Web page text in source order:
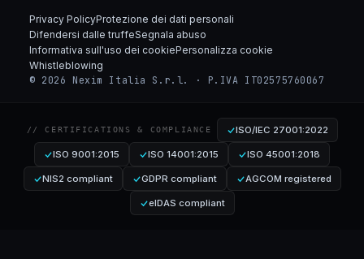
Privacy PolicyProtezione dei dati personali
Difendersi dalle truffeSegnala abuso
Informativa sull'uso dei cookiePersonalizza cookie
Whistleblowing
© 2026 Nexim Italia S.r.l. · P.IVA IT02575760067
// CERTIFICATIONS & COMPLIANCE ISO/IEC 27001:2022
ISO 9001:2015 ISO 14001:2015 ISO 45001:2018
NIS2 compliant GDPR compliant AGCOM registered
eIDAS compliant